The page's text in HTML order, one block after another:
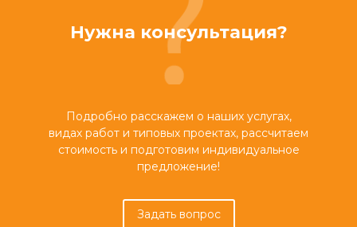
Нужна консультация?
Подробно расскажем о наших услугах,
видах работ и типовых проектах, рассчитаем
стоимость и подготовим индивидуальное
предложение!
Задать вопрос